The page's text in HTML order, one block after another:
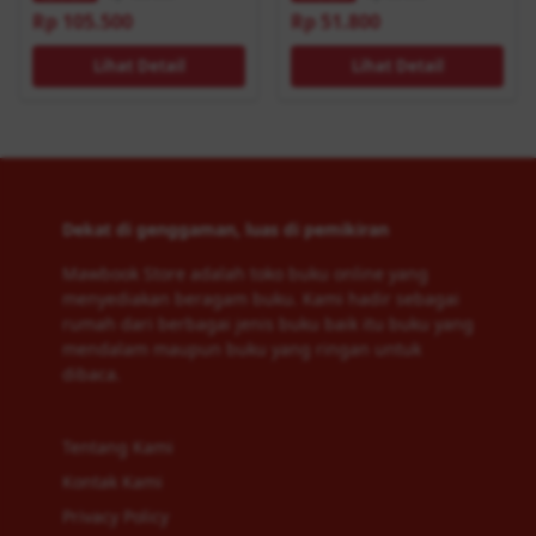
Rp 105.500
Lihat Detail
Rp 51.800
Lihat Detail
Dekat di genggaman, luas di pemikiran
Mawbook Store adalah toko buku online yang
menyediakan beragam buku. Kami hadir sebagai
rumah dari berbagai jenis buku baik itu buku yang
mendalam maupun buku yang ringan untuk
dibaca.
Tentang Kami
Kontak Kami
Privacy Policy